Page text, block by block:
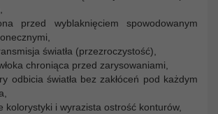
przed wyblaknięciem spowodowanym
światła (przezroczystość),
chroniąca przed zarysowaniami,
odbicia światła bez zakłóceń pod każdym
kolorystyki i wyrazista ostrość konturów,